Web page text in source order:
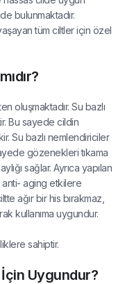
bulunmaktadır.
tüm ciltler için özel
oluşmaktadır. Su bazlı
Bu sayede cildin
Su bazlı nemlendiriciler
gözenekleri tıkama
sağlar. Ayrıca yapılan
anti- aging etkilere
ağır bir his bırakmaz,
kullanıma uygundur.
sahiptir.
Uygundur?